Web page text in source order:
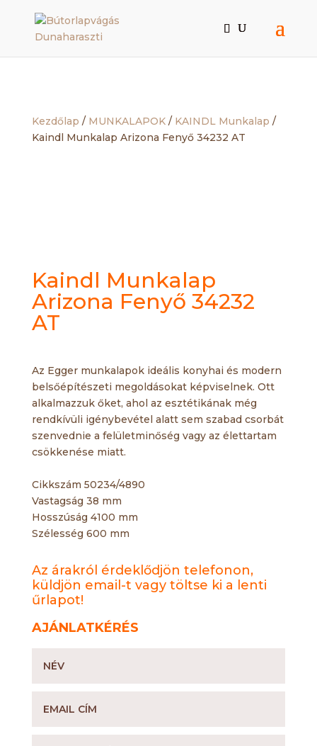
Kezdőlap / MUNKALAPOK/ KAINDL Munkalap /
Kaindl Munkalap Arizona Fenyő 34232 AT
Kaindl Munkalap
Arizona Fenyő 34232
AT
Az Egger munkalapok ideális konyhai és modern
belsőépítészeti megoldásokat képviselnek. Ott
alkalmazzuk őket, ahol az esztétikának még
rendkívüli igénybevétel alatt sem szabad csorbát
szenvednie a felületminőség vagy az élettartam
csökkenése miatt.
Cikkszám 50234/4890
Vastagság 38 mm
Hosszúság 4100 mm
Szélesség 600 mm
Az árakról érdeklődjön telefonon,
küldjön email-t vagy töltse ki a lenti
űrlapot!
AJÁNLATKÉRÉS